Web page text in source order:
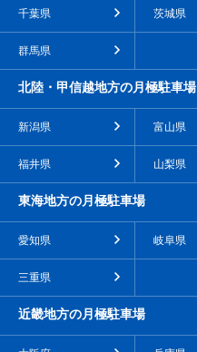
千葉県 茨城県
群馬県
北陸・甲信越地方の月極駐車場
新潟県 富山県
福井県 山梨県
東海地方の月極駐車場
愛知県 岐阜県
三重県
近畿地方の月極駐車場